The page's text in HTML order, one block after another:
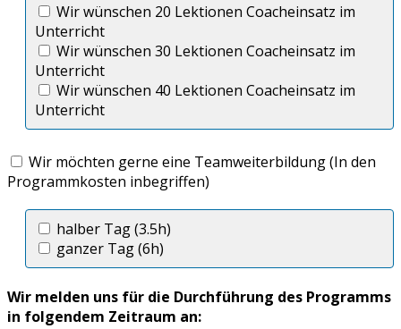
Wir wünschen 20 Lektionen Coacheinsatz im
Unterricht
Wir wünschen 30 Lektionen Coacheinsatz im
Unterricht
Wir wünschen 40 Lektionen Coacheinsatz im
Unterricht
Wir möchten gerne eine Teamweiterbildung (In den
Programmkosten inbegriffen)
halber Tag (3.5h)
ganzer Tag (6h)
Wir melden uns für die Durchführung des Programms
in folgendem Zeitraum an: